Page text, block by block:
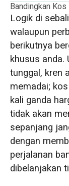
Bandingkan
Logik di
walaupun
berikutnya
khusus anda.
tunggal, kren
memadai;
kali ganda
tidak akan
sepanjang
dengan
perjalanan
dibelanjakan